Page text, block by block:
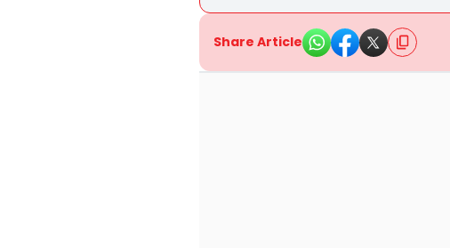
Share Article